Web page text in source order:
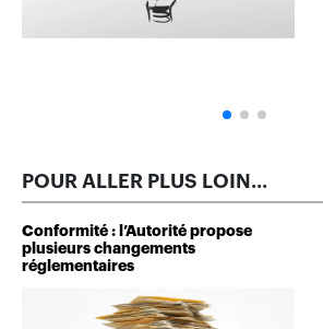
POUR ALLER PLUS LOIN...
Conformité : l’Autorité propose
plusieurs changements
réglementaires